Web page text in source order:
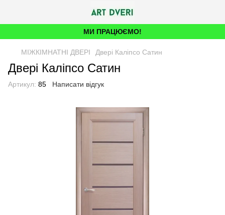
МИ ПРАЦЮЄМО!
МІЖКІМНАТНІ ДВЕРІ Двері Каліпсо Сатин
Двері Каліпсо Сатин
Артикул: 85 Написати відгук